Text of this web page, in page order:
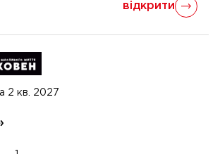
відкрити
2 кв. 2027